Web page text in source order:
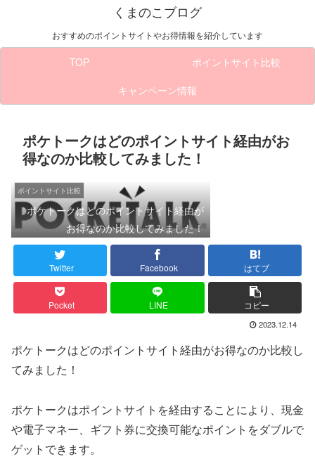
くまのこブログ
おすすめのポイントサイトやお得情報を紹介しています
TOP
ポイントサイト比較
キャンペーン情報
ポケトークはどのポイントサイト経由がお
得なのか比較してみました！
ポイントサイト比較
ポケトークはどのポイントサイト経由が
お得なのか比較してみました！
Twitter Facebook はてブ
Pocket LINE コピー
2023.12.14
ポケトークはどのポイントサイト経由がお得なのか比較し
てみました！
ポケトークはポイントサイトを経由することにより、現金
や電子マネー、ギフト券に交換可能なポイントをダブルで
ゲットできます。